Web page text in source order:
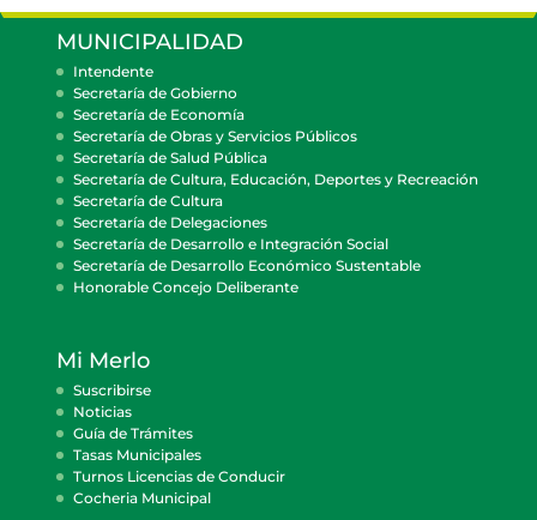
MUNICIPALIDAD
Intendente
Secretaría de Gobierno
Secretaría de Economía
Secretaría de Obras y Servicios Públicos
Secretaría de Salud Pública
Secretaría de Cultura, Educación, Deportes y Recreación
Secretaría de Cultura
Secretaría de Delegaciones
Secretaría de Desarrollo e Integración Social
Secretaría de Desarrollo Económico Sustentable
Honorable Concejo Deliberante
Mi Merlo
Suscribirse
Noticias
Guía de Trámites
Tasas Municipales
Turnos Licencias de Conducir
Cocheria Municipal